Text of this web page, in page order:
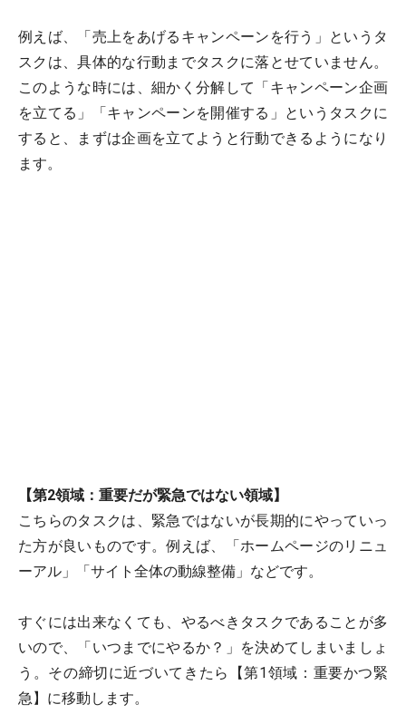
例えば、「売上をあげるキャンペーンを行う」というタ
スクは、具体的な行動までタスクに落とせていません。
このような時には、細かく分解して「キャンペーン企画
を立てる」「キャンペーンを開催する」というタスクに
すると、まずは企画を立てようと行動できるようになり
ます。
【第2領域：重要だが緊急ではない領域】
こちらのタスクは、緊急ではないが長期的にやっていっ
た方が良いものです。例えば、「ホームページのリニュ
ーアル」「サイト全体の動線整備」などです。
すぐには出来なくても、やるべきタスクであることが多
いので、「いつまでにやるか？」を決めてしまいましょ
う。その締切に近づいてきたら【第1領域：重要かつ緊
急】に移動します。